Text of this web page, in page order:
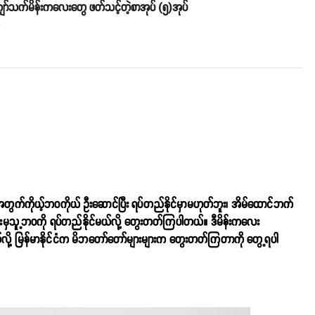
သက်မိန်းကလေးတွေ ဖတ်သင့်တဲ့စာအုပ် (၅)အုပ်
အတွက်ကိုယ့်ဘဝကိုယ် ဦးဆောင်ပြီး ရပ်တည်နိုင်မှာမဟုတ်ဘူး၊ အိမ်ထောင်ဘက်
မှသူ့ဘဝကို ရပ်တည်နိုင်မယ်လို့ တွေးတတ်ကြပါတယ်။ ဒီမိန်းကလေး
မာနိုင်ငံက မိဘတော်တော်များများက တွေးတတ်ကြတာကို တွေ့ရပါ